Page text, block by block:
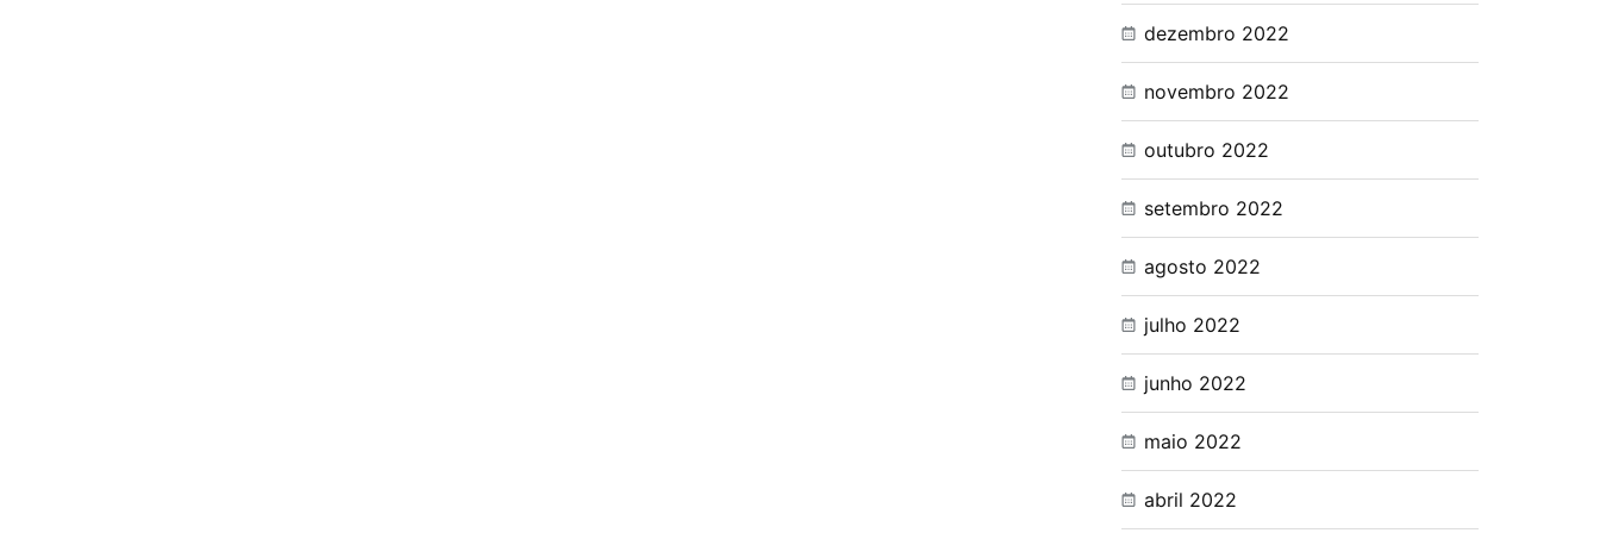
dezembro 2022
novembro 2022
outubro 2022
setembro 2022
agosto 2022
julho 2022
junho 2022
maio 2022
abril 2022